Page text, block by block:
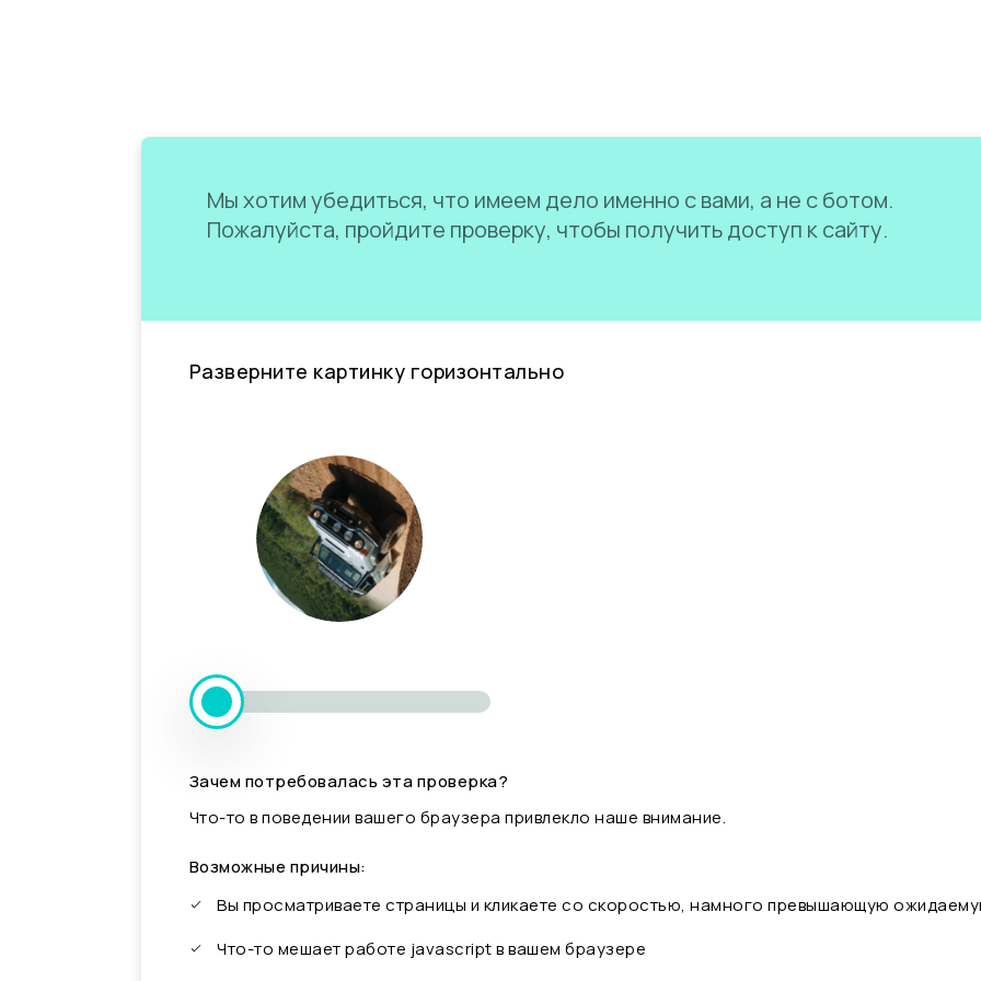
Мы хотим убедиться, что имеем дело именно с вами, а не с ботом.
Пожалуйста, пройдите проверку, чтобы получить доступ к сайту.
Разверните картинку горизонтально
Зачем потребовалась эта проверка?
Что-то в поведении вашего браузера привлекло наше внимание.
Возможные причины:
Вы просматриваете страницы и кликаете со скоростью, намного превышающую
Что-то мешает работе javascript в вашем браузере